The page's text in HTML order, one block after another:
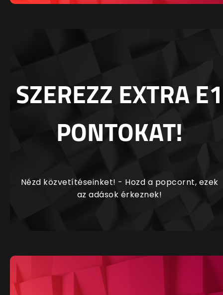
SZEREZZ EXTRA E1
PONTOKAT!
Nézd közvetítéseinket! - Hozd a popcornt, ezek
az adások érkeznek!